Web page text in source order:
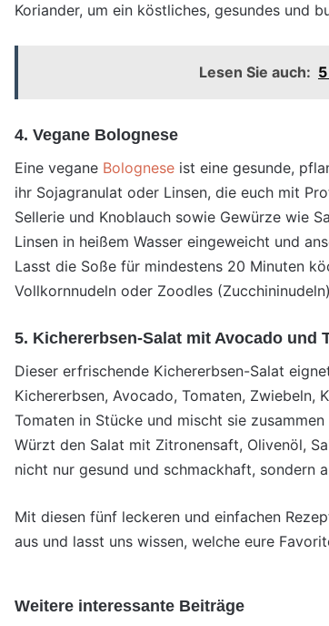
Koriander, um ein köstliches, gesundes und
Lesen Sie auch:
4. Vegane Bolognese
Eine vegane Bolognese ist eine gesunde,
ihr Sojagranulat oder Linsen, die euch mit
Sellerie und Knoblauch sowie Gewürze wie
Linsen in heißem Wasser eingeweicht und
Lasst die Soße für mindestens 20 Minuten
Vollkornnudeln oder Zoodles
5. Kichererbsen-Salat mit Avocado und
Dieser erfrischende Kichererbsen-Salat
Kichererbsen, Avocado, Tomaten, Zwiebeln,
Tomaten in Stücke und mischt sie
Würzt den Salat mit Zitronensaft, Olivenöl,
nicht nur gesund und schmackhaft, sondern
Mit diesen fünf leckeren und einfachen
aus und lasst uns wissen, welche eure
Weitere interessante Beiträge